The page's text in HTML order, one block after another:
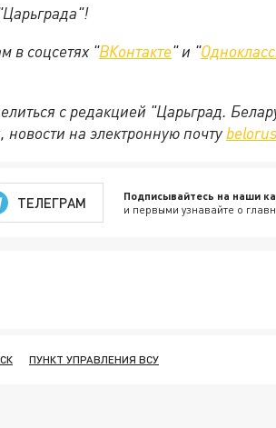
в соцсетях "ВКонтакте" и "
с редакцией "Царьград.
на электронную почту
ТЕЛЕГРАМ Подписывайтесь на наши
и первыми узнавайте о
ПУНКТ УПРАВЛЕНИЯ ВСУ